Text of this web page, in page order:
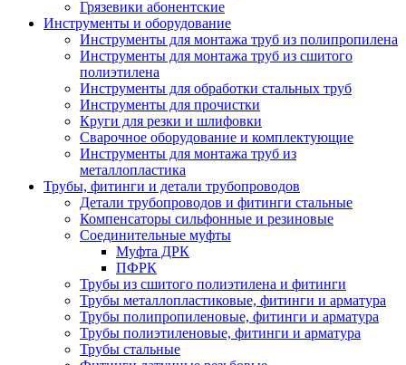
Грязевики абонентские
Инструменты и оборудование
Инструменты для монтажа труб из полипропилена
Инструменты для монтажа труб из сшитого
полиэтилена
Инструменты для обработки стальных труб
Инструменты для прочистки
Круги для резки и шлифовки
Сварочное оборудование и комплектующие
Инструменты для монтажа труб из
металлопластика
Трубы, фитинги и детали трубопроводов
Детали трубопроводов и фитинги стальные
Компенсаторы сильфонные и резиновые
Соединительные муфты
Муфта ДРК
ПФРК
Трубы из сшитого полиэтилена и фитинги
Трубы металлопластиковые, фитинги и арматура
Трубы полипропиленовые, фитинги и арматура
Трубы полиэтиленовые, фитинги и арматура
Трубы стальные